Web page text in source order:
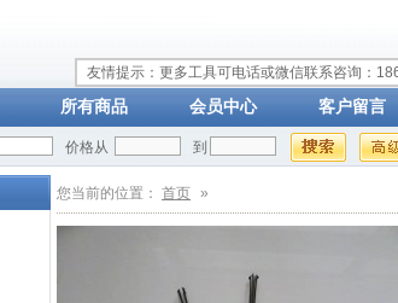
友情提示：更多工具可电话或微信联系咨询：
所有商品 会员中心 客户留言
价格从 到
您当前的位置： 首页 »